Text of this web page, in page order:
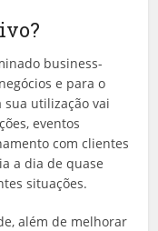
business-
e para o
utilização vai
eventos
com clientes
a dia de quase
situações.
além de melhorar